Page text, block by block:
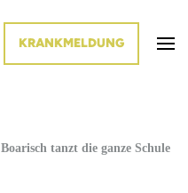
KRANKMELDUNG
Boarisch tanzt die ganze Schule